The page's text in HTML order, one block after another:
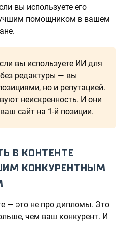
вы используете его
помощником в вашем
вы используете ИИ для
без редактуры — вы
но и репутацией.
неискренность. И они
сайт на 1-й позиции.
В КОНТЕНТЕ
КОНКУРЕНТНЫМ
— это не про дипломы. Это
чем ваш конкурент. И